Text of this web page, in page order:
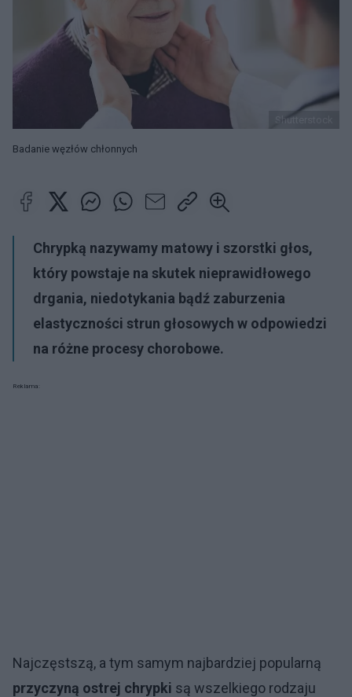
Shutterstock
Badanie węzłów chłonnych
Chrypką nazywamy matowy i szorstki głos,
który powstaje na skutek nieprawidłowego
drgania, niedotykania bądź zaburzenia
elastyczności strun głosowych w odpowiedzi
na różne procesy chorobowe.
Reklama:
Najczęstszą, a tym samym najbardziej popularną
przyczyną ostrej chrypki są wszelkiego rodzaju